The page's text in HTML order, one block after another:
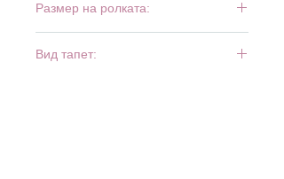
Размер на ролката:
Вид тапет: